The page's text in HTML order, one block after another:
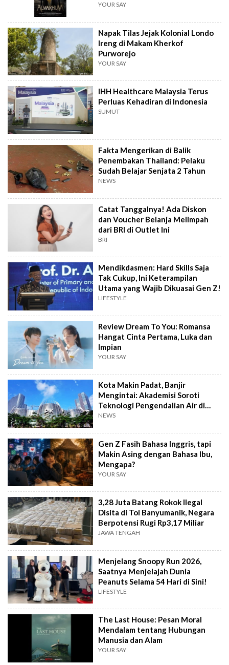
YOUR SAY
Napak Tilas Jejak Kolonial Londo
Ireng di Makam Kherkof
Purworejo
YOUR SAY
IHH Healthcare Malaysia Terus
Perluas Kehadiran di Indonesia
SUMUT
Fakta Mengerikan di Balik
Penembakan Thailand: Pelaku
Sudah Belajar Senjata 2 Tahun
NEWS
Catat Tanggalnya! Ada Diskon
dan Voucher Belanja Melimpah
dari BRI di Outlet Ini
BRI
Mendikdasmen: Hard Skills Saja
Tak Cukup, Ini Keterampilan
Utama yang Wajib Dikuasai Gen Z!
LIFESTYLE
Review Dream To You: Romansa
Hangat Cinta Pertama, Luka dan
Impian
YOUR SAY
Kota Makin Padat, Banjir
Mengintai: Akademisi Soroti
Teknologi Pengendalian Air di
PIK2
NEWS
Gen Z Fasih Bahasa Inggris, tapi
Makin Asing dengan Bahasa Ibu,
Mengapa?
YOUR SAY
3,28 Juta Batang Rokok Ilegal
Disita di Tol Banyumanik, Negara
Berpotensi Rugi Rp3,17 Miliar
JAWA TENGAH
Menjelang Snoopy Run 2026,
Saatnya Menjelajah Dunia
Peanuts Selama 54 Hari di Sini!
LIFESTYLE
The Last House: Pesan Moral
Mendalam tentang Hubungan
Manusia dan Alam
YOUR SAY